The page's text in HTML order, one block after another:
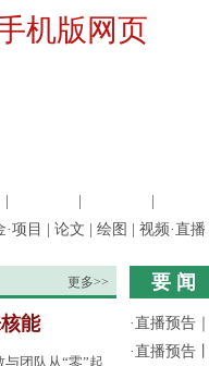
机版网页
·项目 论文 绘图 视频·直播
更多>>
能
团队从“零”起
要 闻
·直播预告
·直播预告